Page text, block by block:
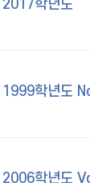
2017학년도
1999학년도
2006학년도